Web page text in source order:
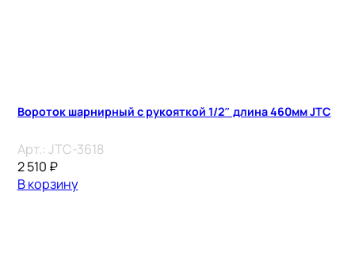
Вороток шарнирный с рукояткой 1/2″ длина 460мм JTC
Арт.: JTC-3618
2 510 ₽
В корзину